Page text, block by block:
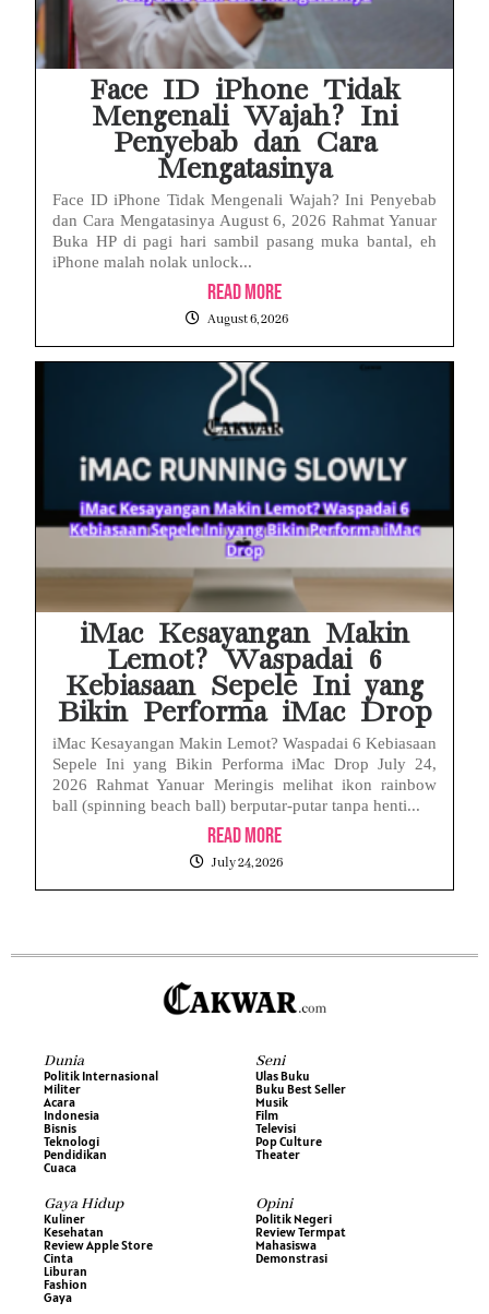
Face ID iPhone Tidak
Mengenali Wajah? Ini
Penyebab dan Cara
Mengatasinya
Face ID iPhone Tidak Mengenali Wajah? Ini Penyebab
dan Cara Mengatasinya August 6, 2026 Rahmat Yanuar
Buka HP di pagi hari sambil pasang muka bantal, eh
iPhone malah nolak unlock...
Read More
August 6, 2026
iMac Kesayangan Makin
Lemot? Waspadai 6
Kebiasaan Sepele Ini yang
Bikin Performa iMac Drop
iMac Kesayangan Makin Lemot? Waspadai 6 Kebiasaan
Sepele Ini yang Bikin Performa iMac Drop July 24,
2026 Rahmat Yanuar Meringis melihat ikon rainbow
ball (spinning beach ball) berputar-putar tanpa henti...
Read More
July 24, 2026
Dunia
Politik Internasional
Militer
Acara
Indonesia
Bisnis
Teknologi
Pendidikan
Cuaca
Seni
Ulas Buku
Buku Best Seller
Musik
Film
Televisi
Pop Culture
Theater
Gaya Hidup
Kuliner
Kesehatan
Review Apple Store
Cinta
Liburan
Fashion
Gaya
Opini
Politik Negeri
Review Termpat
Mahasiswa
Demonstrasi